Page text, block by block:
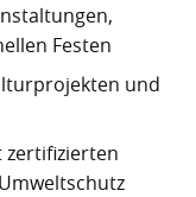
Festen
und
zertifizierten